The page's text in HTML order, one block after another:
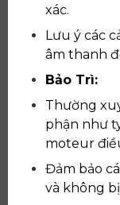
xác.
Lưu ý các
âm thanh
Bảo Trì:
Thường
phận như
moteur
Đảm bảo
và không